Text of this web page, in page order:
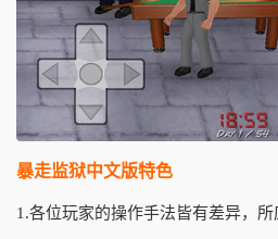
暴走监狱中文版特色
1.各位玩家的操作手法皆有差异，所